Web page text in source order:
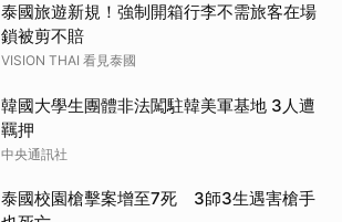
泰國旅遊新規！強制開箱行李不需旅客在場
鎖被剪不賠
VISION THAI 看見泰國
韓國大學生團體非法闖駐韓美軍基地 3人遭
羈押
中央通訊社
泰國校園槍擊案增至7死 3師3生遇害槍手